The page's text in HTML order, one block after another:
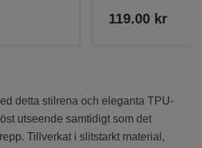
119.00 kr
detta stilrena och eleganta TPU-
utseende samtidigt som det
Tillverkat i slitstarkt material,